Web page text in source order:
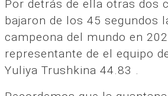
Por detrás de ella otras dos
bajaron de los 45 segundos
campeona del mundo en
representante de el equipo
Yuliya Trushkina 44.83 .